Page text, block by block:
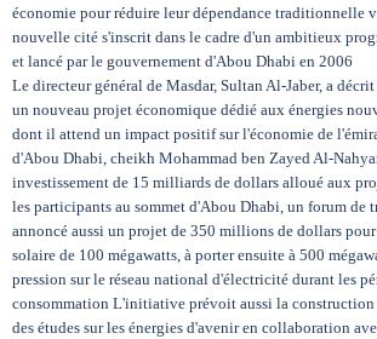
économie pour réduire leur dépendance traditionnelle
nouvelle cité s'inscrit dans le cadre d'un ambitieux
et lancé par le gouvernement d'Abou Dhabi en 2006
Le directeur général de Masdar, Sultan Al-Jaber, a
un nouveau projet économique dédié aux énergies
dont il attend un impact positif sur l'économie de
d'Abou Dhabi, cheikh Mohammad ben Zayed Al-
investissement de 15 milliards de dollars alloué aux
les participants au sommet d'Abou Dhabi, un forum de
annoncé aussi un projet de 350 millions de dollars
solaire de 100 mégawatts, à porter ensuite à 500
pression sur le réseau national d'électricité durant les
consommation L'initiative prévoit aussi la
des études sur les énergies d'avenir en collaboration